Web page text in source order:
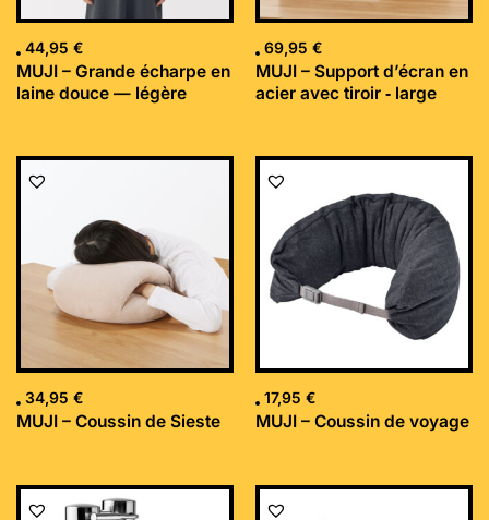
44,95 €
MUJI – Grande écharpe en
laine douce — légère
69,95 €
MUJI – Support d’écran en
acier avec tiroir ‐ large
34,95 €
MUJI – Coussin de Sieste
17,95 €
MUJI – Coussin de voyage
Le
Le